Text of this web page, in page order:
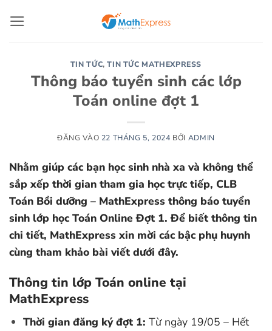
qua
TIN TỨC,TIN TỨC MATHEXPRESS
Thông báo tuyển sinh các lớp
Toán online đợt 1
ĐĂNG VÀO 22 THÁNG 5, 2024 BỞI ADMIN
Nhằm giúp các bạn học sinh nhà xa và không thể
sắp xếp thời gian tham gia học trực tiếp, CLB
Toán Bồi dưỡng – MathExpress thông báo tuyển
sinh lớp học Toán Online Đợt 1. Để biết thông tin
chi tiết, MathExpress xin mời các bậc phụ huynh
cùng tham khảo bài viết dưới đây.
Thông tin lớp Toán online tại
MathExpress
Thời gian đăng ký đợt 1: Từ ngày 19/05 – Hết